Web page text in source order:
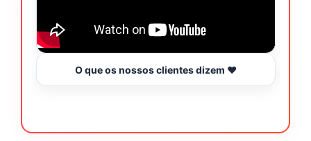
O que os nossos clientes dizem ❤️